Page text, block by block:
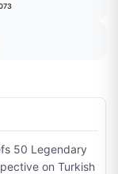
50 Legendary
on Turkish